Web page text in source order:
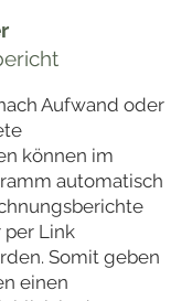
Aufwand oder
können im
automatisch
Link
Somit geben
einen